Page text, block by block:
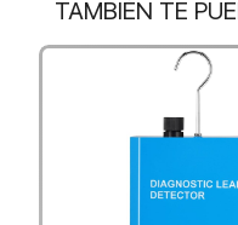
TAMBIÉN TE